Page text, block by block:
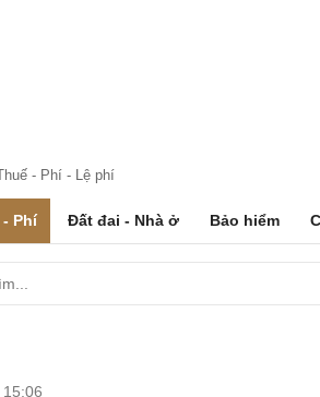
- Phí - Lệ phí
Phí Đất đai - Nhà ở Bảo hiểm
15:06